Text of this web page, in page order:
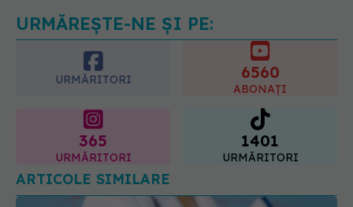
10.08.2026, 08:40
URMĂREȘTE-NE ȘI PE:
URMĂRITORI 6560
ABONAȚI
365
URMĂRITORI
1401
URMĂRITORI
ARTICOLE SIMILARE